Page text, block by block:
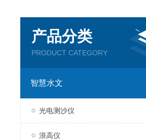
产品分类
PRODUCT CATEGORY
智慧水文
光电测沙仪
浪高仪